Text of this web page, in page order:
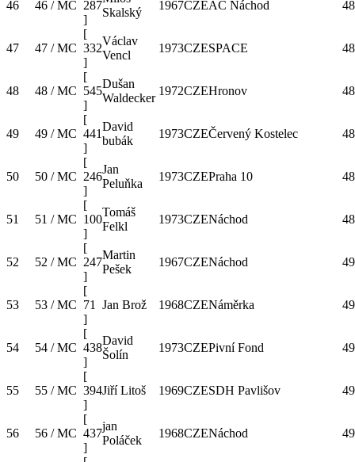
46 46 / MC 287
]
Skalský
1967CZEAC Náchod
47 47 / MC
[
332
]
Václav
Vencl
1973CZESPACE
48 48 / MC
[
545
]
Dušan
Waldecker
1972CZEHronov
49 49 / MC
[
441
]
David
bubák
1973CZEČervený Kostelec
50 50 / MC
[
246
]
Jan
Peluňka
1973CZEPraha 10
51 51 / MC
[
100
]
Tomáš
Felkl
1973CZENáchod
52 52 / MC
[
247
]
Martin
Pešek
1967CZENáchod
53 53 / MC
[
71
]
Jan Brož 1968CZENáměrka
54 54 / MC
[
438
]
David
Šolín
1973CZEPivní Fond
55 55 / MC
[
394
]
Jiří Litoš 1969CZESDH Pavlišov
56 56 / MC
[
437
]
jan
Poláček
1968CZENáchod